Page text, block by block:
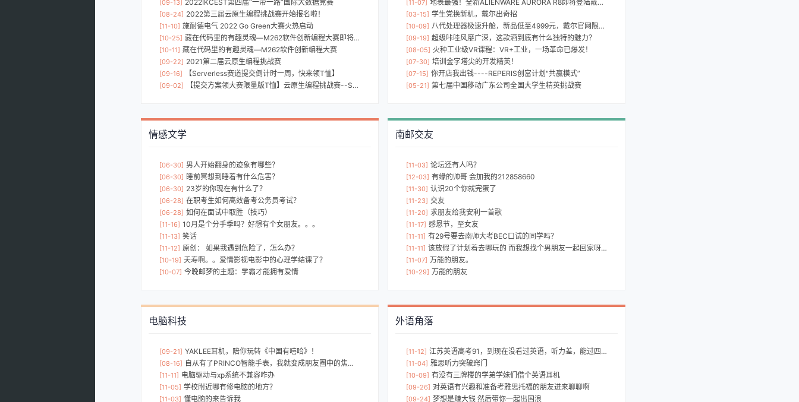
[09-13] 2022IKCEST第四届“一带一路”国际大数据竞赛
[08-24] 2022第三届云原生编程挑战赛开始报名啦！
[11-10] 施耐德电气 2022 Go Green大赛火热启动
[10-25] 藏在代码里的有趣灵魂—M262软件创新编程大赛即将截止
[10-11] 藏在代码里的有趣灵魂—M262软件创新编程大赛
[09-22] 2021第二届云原生编程挑战赛
[09-16] 【Serverless赛道提交倒计时一周，快来领T恤】
[09-02] 【提交方案领大赛限量版T恤】云原生编程挑战赛--Serverless创新应用赛邀您提交方案啦！
[11-07] 地表最强！全新ALIENWARE AURORA R8即将登陆戴尔官网
[03-15] 学生党换新机，戴尔出奇招
[10-09] 八代处理器极速升舱，新品低至4999元，戴尔官网限时立减千元！ 坐飞机最幸运的是？用廉价机票的钱，免费升舱！买电脑最
[09-19] 超级咔哇风靡广深，这款酒到底有什么独特的魅力？
[08-05] 火种工业级VR课程：VR+工业，一场革命已爆发！
[07-30] 培训金字塔尖的开发精英！
[07-15] 你开店我出钱----REPERIS创富计划"共赢模式”
[05-21] 第七届中国移动广东公司全国大学生精英挑战赛
情感文学
[06-30] 男人开始翻身的迹象有哪些？
[06-30] 睡前冥想到睡着有什么危害？
[06-30] 23岁的你现在有什么了？
[06-28] 在职考生如何高效备考公务员考试？
[06-28] 如何在面试中取胜（技巧）
[11-16] 10月是个分手季吗？好想有个女朋友。。。
[11-13] 笑话
[11-12] 原创： 如果我遇到危险了，怎么办？
[10-19] 夭寿啊。。爱情影视电影中的心理学结课了？
[10-07] 今晚邮梦的主题：学霸才能拥有爱情
南邮交友
[11-03] 论坛还有人吗？
[12-03] 有缘的帅哥 会加我的212858660
[11-30] 认识20个你就完蛋了
[11-23] 交友
[11-20] 求朋友给我安利一首歌
[11-17] 感恩节，至女友
[11-11] 有29号要去南师大考BEC口试的同学吗？
[11-11] 该放假了计划着去哪玩的 而我想找个男朋友一起回家呀。、。。
[11-07] 万能的朋友。
[10-29] 万能的朋友
电脑科技
[09-21] YAKLEE耳机，陪你玩转《中国有嘻哈》！
[08-16] 自从有了PRINCO智能手表，我就变成朋友圈中的焦点！
[11-11] 电脑驱动与xp系统不兼容咋办
[11-05] 学校附近哪有修电脑的地方？
[11-03] 懂电脑的来告诉我
外语角落
[11-12] 江苏英语高考91，到现在没看过英语，听力差，能过四级吗
[11-04] 雅思听力突破窍门
[10-09] 有没有三牌楼的学弟学妹们借个英语耳机
[09-26] 对英语有兴趣和准备考雅思托福的朋友进来聊聊啊
[09-24] 梦想是赚大钱 然后带你一起出国浪